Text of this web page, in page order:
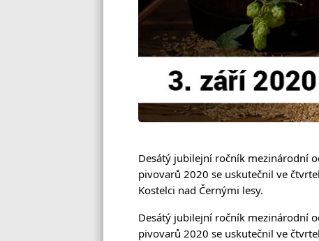
Desátý jubilejní ročník mezinárodní
pivovarů 2020 se uskutečnil ve
Kostelci nad Černými lesy.
Desátý jubilejní ročník mezinárodní
pivovarů 2020 se uskutečnil ve